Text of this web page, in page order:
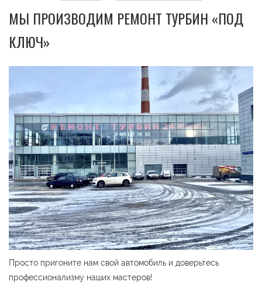
МЫ ПРОИЗВОДИМ РЕМОНТ ТУРБИН «ПОД
КЛЮЧ»
Просто пригоните нам свой автомобиль и доверьтесь
профессионализму наших мастеров!